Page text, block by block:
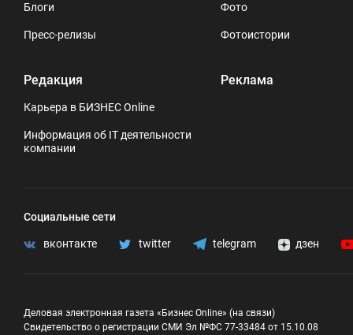
Блоги
Пресс-релизы
Редакция
Карьера в БИЗНЕС Online
Информация об IT деятельности
компании
Фото
Фотоистории
Реклама
Социальные сети
вконтакте twitter telegram дзен
Деловая электронная газета «Бизнес Online» (на связи)
Свидетельство о регистрации СМИ Эл №ФС 77-33484 от 15.10.08